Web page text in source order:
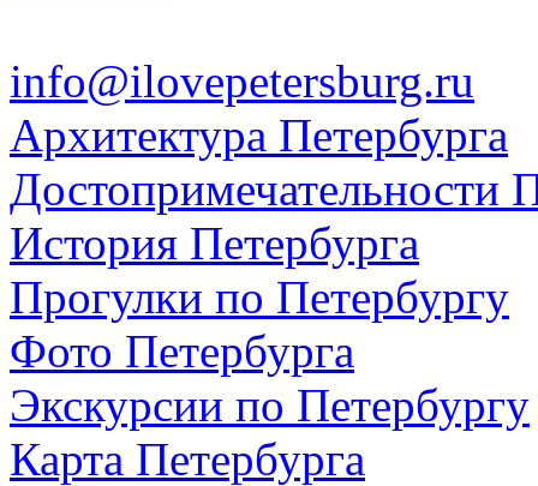
info@ilovepetersburg.ru
Архитектура Петербурга
Достопримечательности
История Петербурга
Прогулки по Петербургу
Фото Петербурга
Экскурсии по Петербургу
Карта Петербурга